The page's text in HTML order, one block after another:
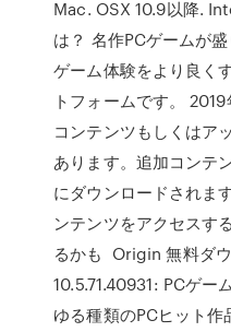
Mac. OSX 10.9以降.
は？ 名作PCゲームが
ゲーム体験をより良く
トフォームです。
コンテンツもしくはア
あります。追加コンテ
にダウンロードされま
ンテンツをアクセスす
るかも Origin 無料ダ
10.5.71.40931: PCゲー
ゆる種類のPCヒット